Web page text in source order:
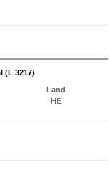
(L 3217)
Land
HE